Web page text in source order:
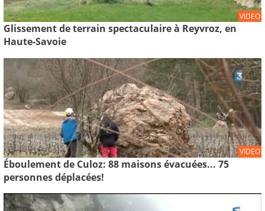
VIDEO
Glissement de terrain spectaculaire à Reyvroz, en
Haute-Savoie
VIDEO
Éboulement de Culoz: 88 maisons évacuées... 75
personnes déplacées!